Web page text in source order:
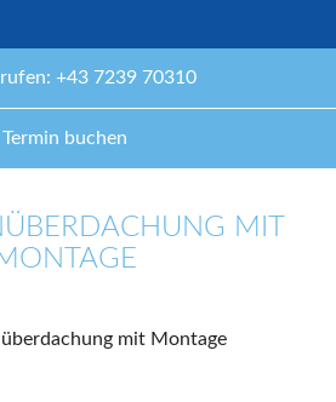
+43 7239 70310
Termin buchen
MIT